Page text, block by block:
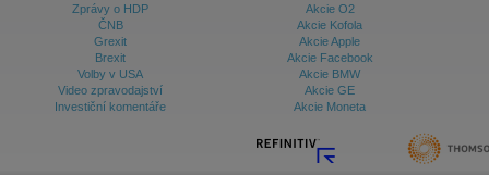
Zprávy o HDP
ČNB
Grexit
Brexit
Volby v USA
Video zpravodajství
Investiční komentáře
Akcie O2
Akcie Kofola
Akcie Apple
Akcie Facebook
Akcie BMW
Akcie GE
Akcie Moneta